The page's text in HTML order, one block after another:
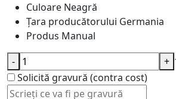
Culoare Neagră
Țara producătorului Germania
Produs Manual
Solicită gravură (contra cost)
- +